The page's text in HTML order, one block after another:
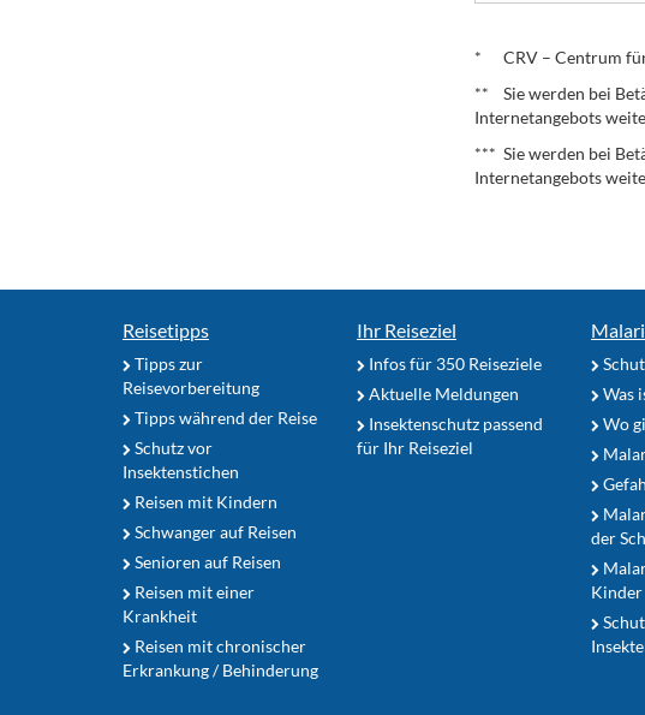
* CRV – Centrum für
** Sie werden bei
Internetangebots
*** Sie werden bei
Internetangebots
Reisetipps
Tipps zur
Reisevorbereitung
Tipps während der Reise
Schutz vor
Insektenstichen
Reisen mit Kindern
Schwanger auf Reisen
Senioren auf Reisen
Reisen mit einer
Krankheit
Reisen mit chronischer
Erkrankung / Behinderung
Ihr Reiseziel
Infos für 350 Reiseziele
Aktuelle Meldungen
Insektenschutz passend
für Ihr Reiseziel
Was
Wo
der
Kinder